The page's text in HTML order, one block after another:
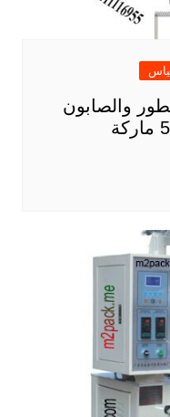
والصابون
السائل اتوماتيك موديل 505 ماركة